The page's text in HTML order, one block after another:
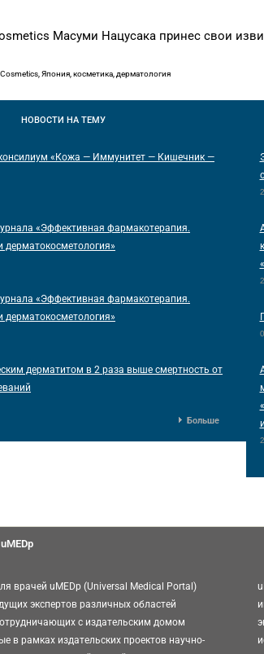
Масуми Нацусака принес свои
Япония, косметика, дерматология
НОВОСТИ НА ТЕМУ
«Кожа — Иммунитет — Кишечник —
«Эффективная фармакотерапия.
дерматокосметология»
«Эффективная фармакотерапия.
дерматокосметология»
дерматитом в 2 раза выше смертность от
Больше
врачей uMEDp (Universal Medical Portal)
экспертов различных областей
с издательским домом
в рамках издательских проектов научно-